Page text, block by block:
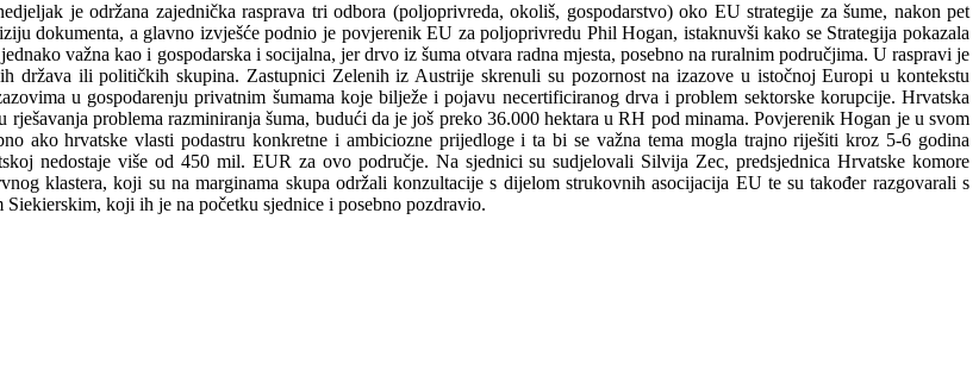
je održana zajednička rasprava tri odbora (poljoprivreda, okoliš, gospodarstvo) oko EU strategije za šume, nakon pet
dokumenta, a glavno izvješće podnio je povjerenik EU za poljoprivredu Phil Hogan, istaknuvši kako se Strategija pokazala
važna kao i gospodarska i socijalna, jer drvo iz šuma otvara radna mjesta, posebno na ruralnim područjima. U raspravi je
država ili političkih skupina. Zastupnici Zelenih iz Austrije skrenuli su pozornost na izazove u istočnoj Europi u kontekstu
u gospodarenju privatnim šumama koje bilježe i pojavu necertificiranog drva i problem sektorske korupcije. Hrvatska
problema razminiranja šuma, budući da je još preko 36.000 hektara u RH pod minama. Povjerenik Hogan je u svom
ako hrvatske vlasti podastru konkretne i ambiciozne prijedloge i ta bi se važna tema mogla trajno riješiti kroz 5-6 godina
nedostaje više od 450 mil. EUR za ovo područje. Na sjednici su sudjelovali Silvija Zec, predsjednica Hrvatske komore
klastera, koji su na marginama skupa održali konzultacije s dijelom strukovnih asocijacija EU te su također razgovarali s
koji ih je na početku sjednice i posebno pozdravio.